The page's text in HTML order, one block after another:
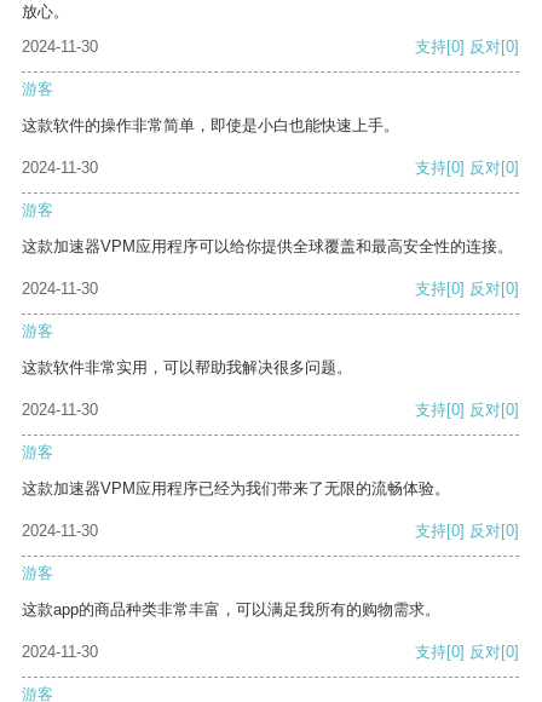
放心。
2024-11-30
支持[0] 反对[0]
游客
这款软件的操作非常简单，即使是小白也能快速上手。
2024-11-30 支持[0] 反对[0]
游客
这款加速器VPM应用程序可以给你提供全球覆盖和最高安全性的连接。
2024-11-30 支持[0] 反对[0]
游客
这款软件非常实用，可以帮助我解决很多问题。
2024-11-30 支持[0] 反对[0]
游客
这款加速器VPM应用程序已经为我们带来了无限的流畅体验。
2024-11-30 支持[0] 反对[0]
游客
这款app的商品种类非常丰富，可以满足我所有的购物需求。
2024-11-30 支持[0] 反对[0]
游客